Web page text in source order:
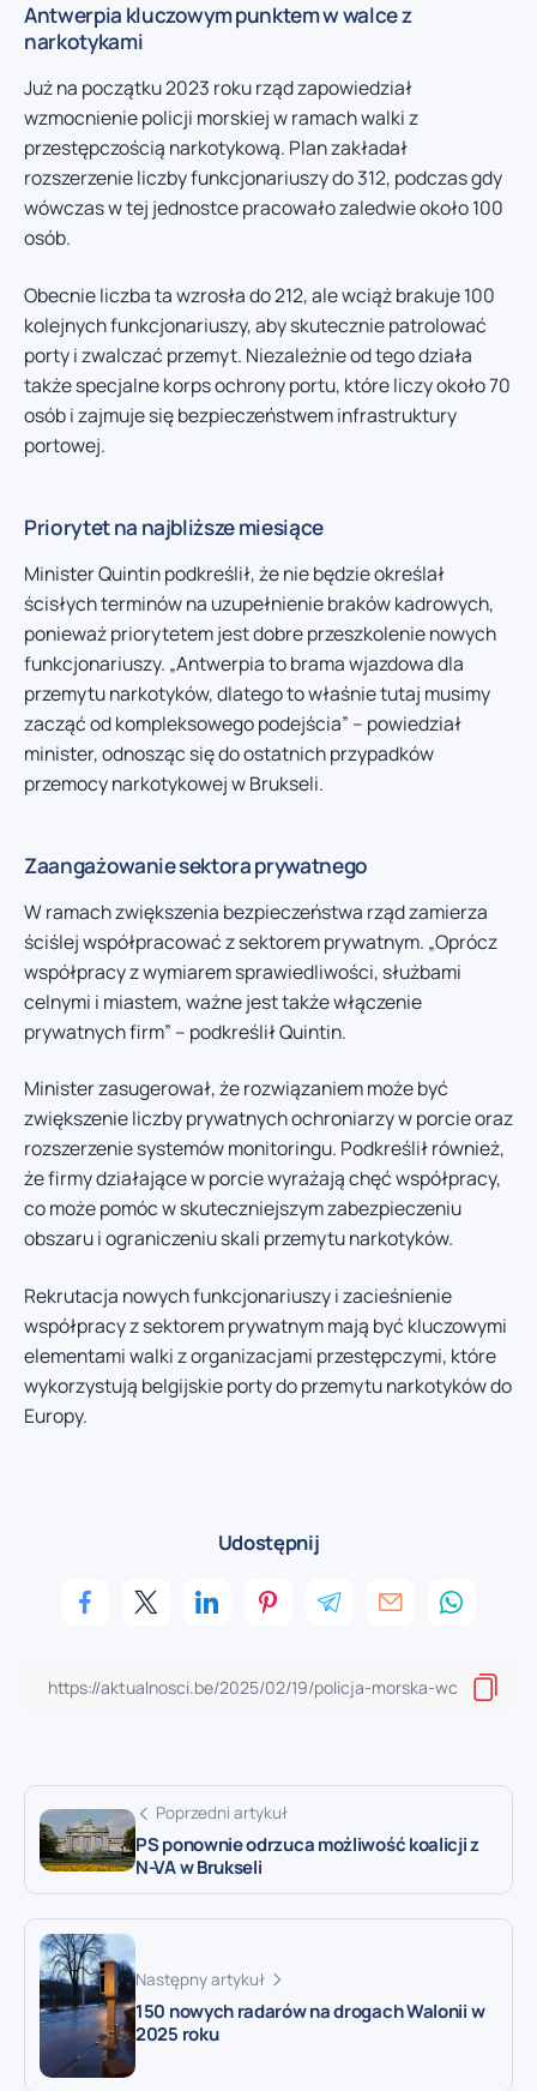
Antwerpia kluczowym punktem w walce z
narkotykami
Już na początku 2023 roku rząd zapowiedział
wzmocnienie policji morskiej w ramach walki z
przestępczością narkotykową. Plan zakładał
rozszerzenie liczby funkcjonariuszy do 312, podczas gdy
wówczas w tej jednostce pracowało zaledwie około 100
osób.
Obecnie liczba ta wzrosła do 212, ale wciąż brakuje 100
kolejnych funkcjonariuszy, aby skutecznie patrolować
porty i zwalczać przemyt. Niezależnie od tego działa
także specjalne korps ochrony portu, które liczy około 70
osób i zajmuje się bezpieczeństwem infrastruktury
portowej.
Priorytet na najbliższe miesiące
Minister Quintin podkreślił, że nie będzie określał
ścisłych terminów na uzupełnienie braków kadrowych,
ponieważ priorytetem jest dobre przeszkolenie nowych
funkcjonariuszy. „Antwerpia to brama wjazdowa dla
przemytu narkotyków, dlatego to właśnie tutaj musimy
zacząć od kompleksowego podejścia” – powiedział
minister, odnosząc się do ostatnich przypadków
przemocy narkotykowej w Brukseli.
Zaangażowanie sektora prywatnego
W ramach zwiększenia bezpieczeństwa rząd zamierza
ściślej współpracować z sektorem prywatnym. „Oprócz
współpracy z wymiarem sprawiedliwości, służbami
celnymi i miastem, ważne jest także włączenie
prywatnych firm” – podkreślił Quintin.
Minister zasugerował, że rozwiązaniem może być
zwiększenie liczby prywatnych ochroniarzy w porcie oraz
rozszerzenie systemów monitoringu. Podkreślił również,
że firmy działające w porcie wyrażają chęć współpracy,
co może pomóc w skuteczniejszym zabezpieczeniu
obszaru i ograniczeniu skali przemytu narkotyków.
Rekrutacja nowych funkcjonariuszy i zacieśnienie
współpracy z sektorem prywatnym mają być kluczowymi
elementami walki z organizacjami przestępczymi, które
wykorzystują belgijskie porty do przemytu narkotyków do
Europy.
Udostępnij
Poprzedni artykuł
PS ponownie odrzuca możliwość koalicji z
N-VA w Brukseli
Następny artykuł
150 nowych radarów na drogach Walonii w
2025 roku